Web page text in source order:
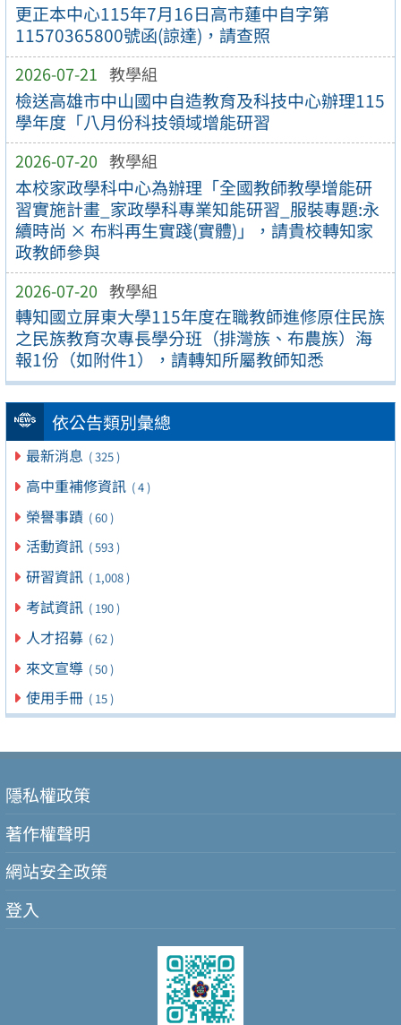
更正本中心115年7月16日高市蓮中自字第
11570365800號函(諒達)，請查照
2026-07-21 教學組
檢送高雄市中山國中自造教育及科技中心辦理115
學年度「八月份科技領域增能研習
2026-07-20 教學組
本校家政學科中心為辦理「全國教師教學增能研
習實施計畫_家政學科專業知能研習_服裝專題:永
續時尚 × 布料再生實踐(實體)」，請貴校轉知家
政教師參與
2026-07-20 教學組
轉知國立屏東大學115年度在職教師進修原住民族
之民族教育次專長學分班（排灣族、布農族）海
報1份（如附件1），請轉知所屬教師知悉
依公告類別彙總
最新消息 ( 325 )
高中重補修資訊 ( 4 )
榮譽事蹟 ( 60 )
活動資訊 ( 593 )
研習資訊 ( 1,008 )
考試資訊 ( 190 )
人才招募 ( 62 )
來文宣導 ( 50 )
使用手冊 ( 15 )
隱私權政策
著作權聲明
網站安全政策
登入